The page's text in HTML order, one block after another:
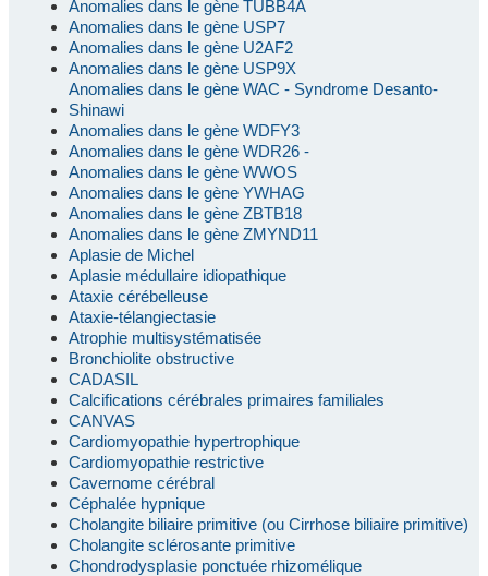
Anomalies dans le gène TUBB4A
Anomalies dans le gène USP7
Anomalies dans le gène U2AF2
Anomalies dans le gène USP9X
Anomalies dans le gène WAC - Syndrome Desanto-
Shinawi
Anomalies dans le gène WDFY3
Anomalies dans le gène WDR26 -
Anomalies dans le gène WWOS
Anomalies dans le gène YWHAG
Anomalies dans le gène ZBTB18
Anomalies dans le gène ZMYND11
Aplasie de Michel
Aplasie médullaire idiopathique
Ataxie cérébelleuse
Ataxie-télangiectasie
Atrophie multisystématisée
Bronchiolite obstructive
CADASIL
Calcifications cérébrales primaires familiales
CANVAS
Cardiomyopathie hypertrophique
Cardiomyopathie restrictive
Cavernome cérébral
Céphalée hypnique
Cholangite biliaire primitive (ou Cirrhose biliaire primitive)
Cholangite sclérosante primitive
Chondrodysplasie ponctuée rhizomélique